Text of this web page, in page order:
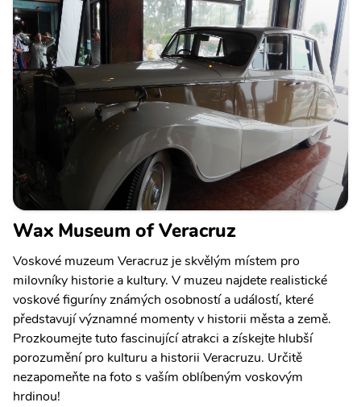
Wax Museum of Veracruz
Voskové muzeum Veracruz je skvělým místem pro
milovníky historie a kultury. V muzeu najdete realistické
voskové figuríny známých osobností a událostí, které
představují významné momenty v historii města a země.
Prozkoumejte tuto fascinující atrakci a získejte hlubší
porozumění pro kulturu a historii Veracruzu. Určitě
nezapomeňte na foto s vaším oblíbeným voskovým
hrdinou!